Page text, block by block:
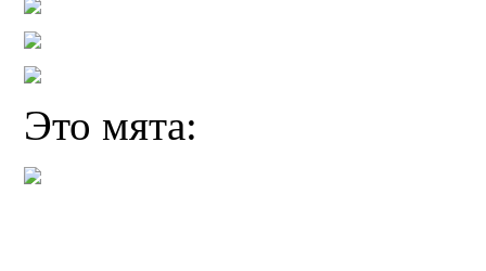
Это мята: